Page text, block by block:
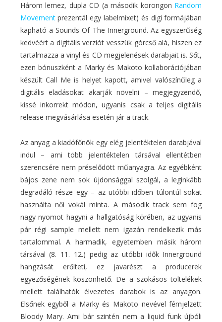
Három lemez, dupla CD (a második korongon Random
Movementprezentál egy labelmixet) és digi formájában
kapható a Sounds Of The Innerground. Az egyszerűség
kedvéért a digitális verziót vesszük górcső alá, hiszen ez
tartalmazza a vinyl és CD megjelenések darabjait is. Sőt,
ezen bónuszként a Marky és Makoto kollaborációjában
készült Call Me is helyet kapott, amivel valószínűleg a
digitális eladásokat akarják növelni – megjegyzendő,
kissé inkorrekt módon, ugyanis csak a teljes digitális
release megvásárlása esetén jár a track.
Az anyag a kiadófőnök egy elég jelentéktelen darabjával
indul – ami több jelentéktelen társával ellentétben
szerencsére nem préselődött műanyagra. Az egyébként
bájos zene nem sok újdonsággal szolgál, a leginkább
degradáló része egy – az utóbbi időben túlontúl sokat
használta női vokál minta. A második track sem fog
nagy nyomot hagyni a hallgatóság körében, az ugyanis
pár régi sample mellett nem igazán rendelkezik más
tartalommal. A harmadik, egyetemben másik három
társával (8. 11. 12.) pedig az utóbbi idők Innerground
hangzását erőlteti, ez javarészt a producerek
egyezőségének köszönhető. De a szokásos töltelékek
mellett találhatók élvezetes darabok is az anyagon.
Elsőnek egyből a Marky és Makoto nevével fémjelzett
Bloody Mary. Ami bár szintén nem a liquid funk újbóli